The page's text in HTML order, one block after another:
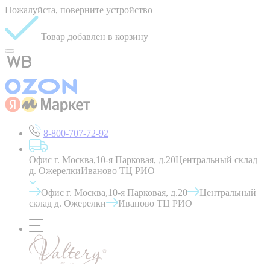
Пожалуйста, поверните устройство
Товар добавлен в корзину
8-800-707-72-92
Офис г. Москва,10-я Парковая, д.20Центральный склад
д. ОжерелкиИваново ТЦ РИО
Офис г. Москва,10-я Парковая, д.20
Центральный
склад д. Ожерелки
Иваново ТЦ РИО